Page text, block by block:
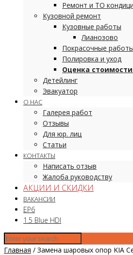
Ремонт и ТО
Кузовной ремонт
Кузовные работы
Лианозово
Покрасочные работы
Полировка и уход
Оценка
Детейлинг
Эвакуатор
О НАС
Галерея работ
Отзывы
Для юр. лиц
Статьи
КОНТАКТЫ
Написать отзыв
Жалоба руководству
АКЦИИ И СКИДКИ
ВАКАНСИИ
EP6
1.5 Blue HDI
Главная / Замена шаровых опор KIA